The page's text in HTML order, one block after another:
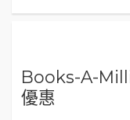
Books-A-
優惠